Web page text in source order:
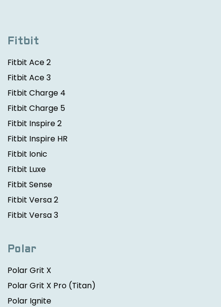
Fitbit
Fitbit Ace 2
Fitbit Ace 3
Fitbit Charge 4
Fitbit Charge 5
Fitbit Inspire 2
Fitbit Inspire HR
Fitbit Ionic
Fitbit Luxe
Fitbit Sense
Fitbit Versa 2
Fitbit Versa 3
Polar
Polar Grit X
Polar Grit X Pro (Titan)
Polar Ignite